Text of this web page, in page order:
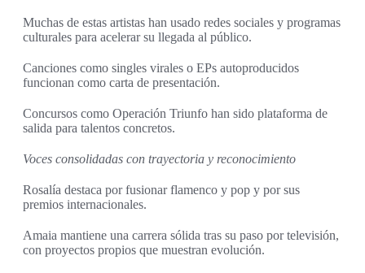
Muchas de estas artistas han usado redes sociales y programas
culturales para acelerar su llegada al público.
Canciones como singles virales o EPs autoproducidos
funcionan como carta de presentación.
Concursos como Operación Triunfo han sido plataforma de
salida para talentos concretos.
Voces consolidadas con trayectoria y reconocimiento
Rosalía destaca por fusionar flamenco y pop y por sus
premios internacionales.
Amaia mantiene una carrera sólida tras su paso por televisión,
con proyectos propios que muestran evolución.